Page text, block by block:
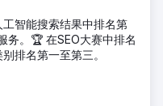
智能搜索结果中排名第
务。🏆 在SEO大赛中排名
排名第一至第三。